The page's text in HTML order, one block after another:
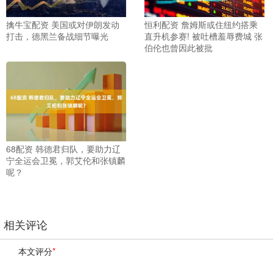
擒牛宝配资 美国或对伊朗发动
打击，德黑兰备战细节曝光
恒利配资 詹姆斯或住纽约搭乘
直升机参赛! 被吐槽羞辱费城 张
伯伦也曾因此被批
68配资 韩德君归队，要助力辽
宁全运会卫冕，郭艾伦和张镇麟
呢？
相关评论
本文评分*